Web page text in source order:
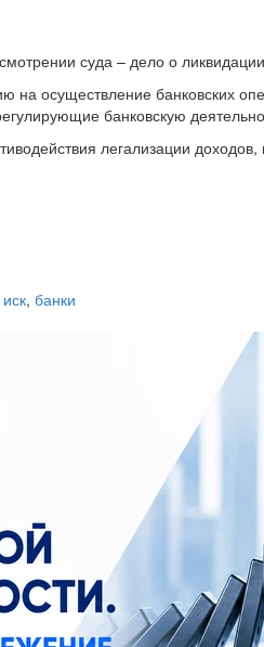
суда – дело о
на осуществление банковских
банковскую
легализации
иск, банки